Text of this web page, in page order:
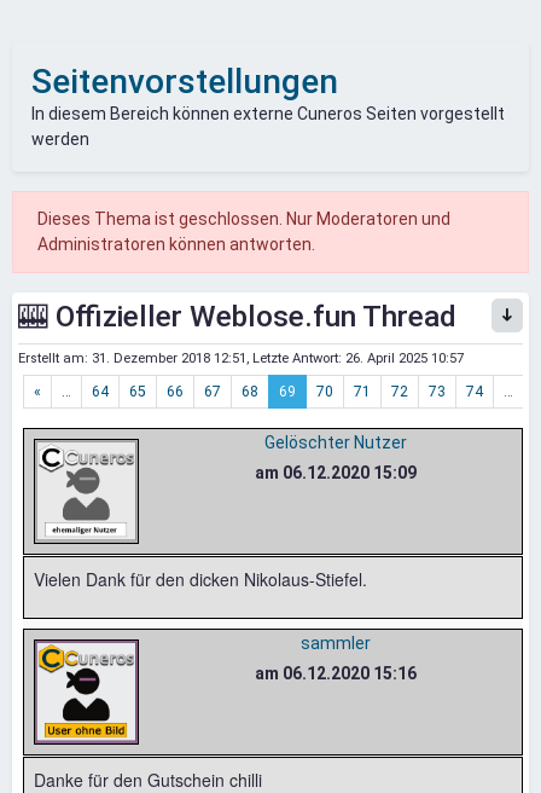
Seitenvorstellungen
In diesem Bereich können externe Cuneros Seiten vorgestellt
werden
Dieses Thema ist geschlossen. Nur Moderatoren und
Administratoren können antworten.
🎰 Offizieller Weblose.fun Thread
Erstellt am: 31. Dezember 2018 12:51 , Letzte Antwort: 26. April 2025 10:57
« … 64 65 66 67 68 69 70 71 72 73 74 …
Gelöschter Nutzer
am 06.12.2020 15:09
Vielen Dank für den dicken Nikolaus-Stiefel.
sammler
am 06.12.2020 15:16
Danke für den Gutschein chilli